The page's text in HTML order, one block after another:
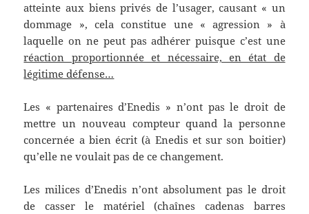
atteinte aux biens privés de l’usager, causant « un
dommage », cela constitue une « agression » à
laquelle on ne peut pas adhérer puisque c’est une
réaction proportionnée et nécessaire, en état de
légitime défense…
Les « partenaires d’Enedis » n’ont pas le droit de
mettre un nouveau compteur quand la personne
concernée a bien écrit (à Enedis et sur son boitier)
qu’elle ne voulait pas de ce changement.
Les milices d’Enedis n’ont absolument pas le droit
de casser le matériel (chaînes cadenas barres